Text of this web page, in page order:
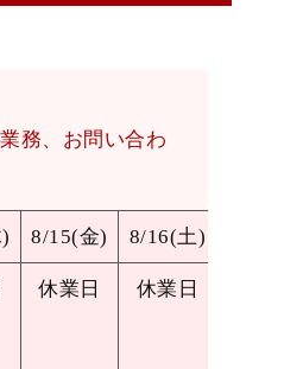
務、お問い合わ
8/15(金) 8/16(土)
休業日 休業日